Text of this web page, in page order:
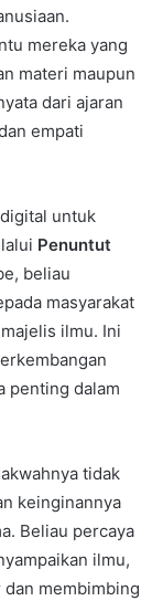
mereka yang
materi maupun
dari ajaran
empati
untuk
Penuntut
beliau
masyarakat
ilmu. Ini
penting dalam
tidak
keinginannya
Beliau percaya
ilmu,
membimbing